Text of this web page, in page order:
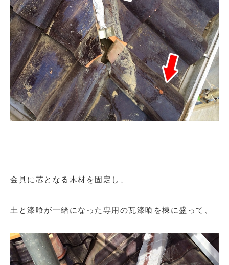
金具に芯となる木材を固定し、
土と漆喰が一緒になった専用の瓦漆喰を棟に盛って、